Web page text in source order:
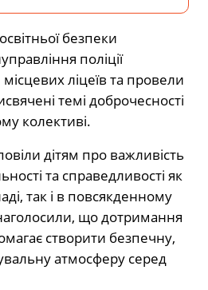
безпеки
поліції
ліцеїв та провели
темі доброчесності
колективі.
дітям про важливість
та справедливості як
так і в повсякденному
що дотримання
створити безпечну,
атмосферу серед